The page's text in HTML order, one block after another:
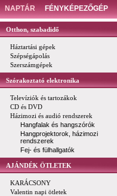
NAPTÁR FÉNYKÉPEZŐGÉP
Otthon, szabadidő
Háztartási gépek
Szépségápolás
Szerszámgépek
Szórakoztató elektronika
Televíziók és tartozákok
CD és DVD
Házimozi és audió rendszerek
Hangfalak és hangszórók
Hangprojektorok, házimozi
rendszerek
Fej- és fülhallgatók
AJÁNDÉK ÖTLETEK
KARÁCSONY
Valentin napi ötletek